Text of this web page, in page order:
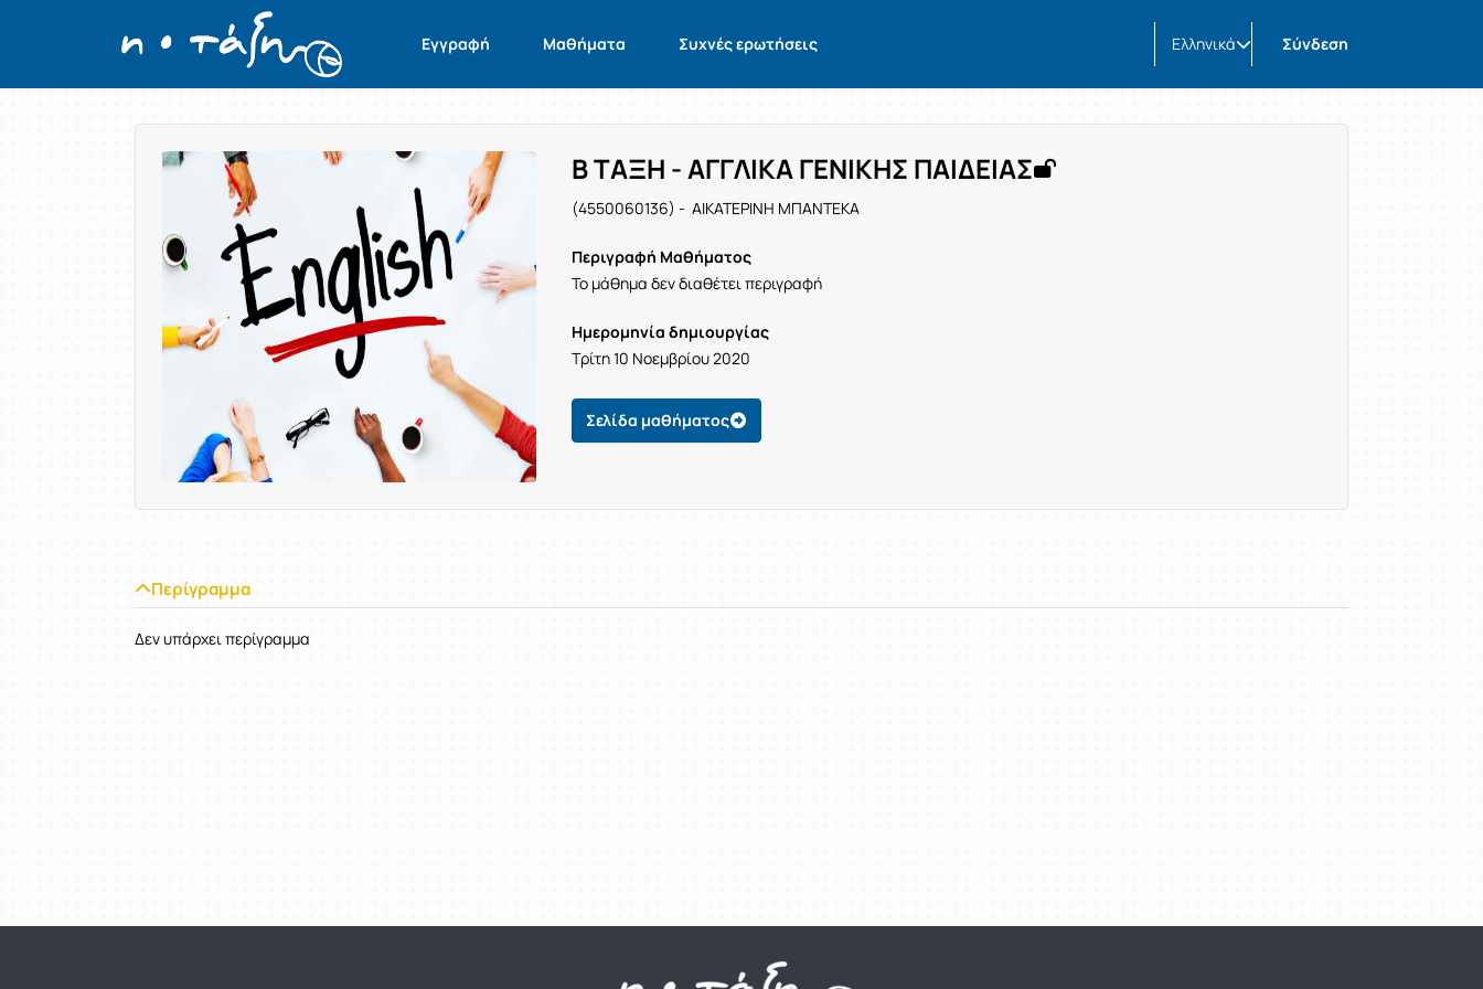
Εγγραφή Μαθήματα Συχνές ερωτήσεις Ελληνικά Σύνδεση
Παρουσίαση/Προβολή
Β ΤΑΞΗ - ΑΓΓΛΙΚΑ ΓΕΝΙΚΗΣ ΠΑΙΔΕΙΑΣ
(4550060136) - ΑΙΚΑΤΕΡΙΝΗ ΜΠΑΝΤΕΚΑ
Περιγραφή Μαθήματος
Το μάθημα δεν διαθέτει περιγραφή
Ημερομηνία δημιουργίας
Τρίτη 10 Νοεμβρίου 2020
Σελίδα μαθήματος
Περίγραμμα
Δεν υπάρχει περίγραμμα